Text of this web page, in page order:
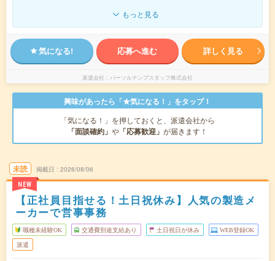
もっと見る
気になる! 応募へ進む 詳しく見る
派遣会社 パーソルテンプスタッフ株式会社
興味があったら「★気になる！」をタップ！
「気になる！」を押しておくと、派遣会社から
「面談確約」 や 「応募歓迎」 が届きます！
未読
NEW
掲載日 2026/08/06
【正社員目指せる！土日祝休み】人気の製造メ
ーカーで営事事務
職種未経験OK 交通費別途支給あり 土日祝日が休み WEB登録OK
派遣